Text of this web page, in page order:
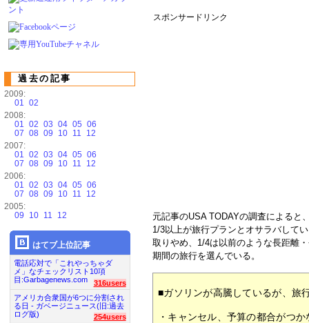
スポンサードリンク
元記事のUSA TODAYの調査によると
1/3以上が旅行プランとオサラバして
取りやめ、1/4は以前のような長距離
期間の旅行を選んでいる。
■ガソリンが高騰しているが、旅
・キャンセル、予算の都合がつ
過去の記事
2009:
01 02
2008:
01 02 03 04 05 06
07 08 09 10 11
12
2007:
01 02 03 04 05 06
07 08 09 10 11
12
2006:
01 02 03 04 05 06
07 08 09 10 11
12
2005:
09
10 11 12
はてブ上位記事
電話応対で「これやっちゃダ
メ」なチェックリスト10項
目:Garbagenews.com
316users
アメリカ合衆国が6つに分割され
る日 - ガベージニュース(旧:過去
ログ版)
254users